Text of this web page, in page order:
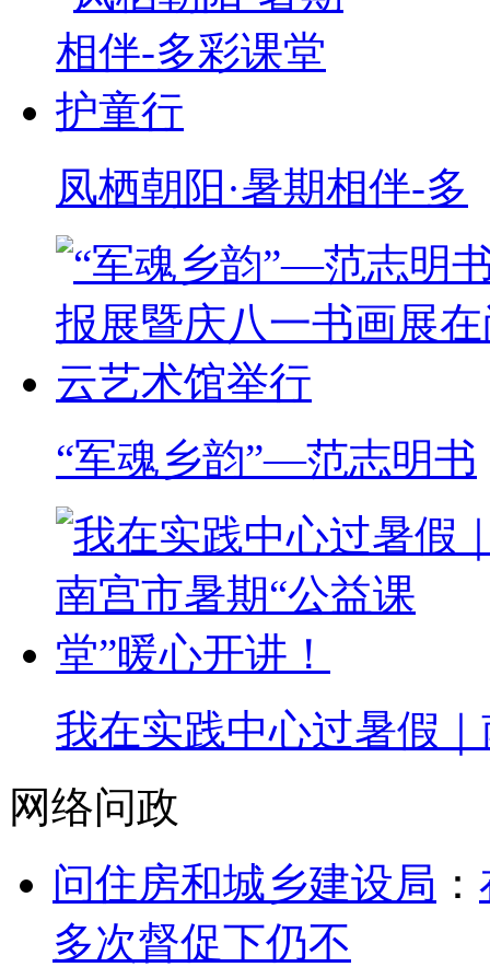
凤栖朝阳·暑期相伴-多
“军魂乡韵”—范志明书
我在实践中心过暑假
网络问政
问住房和城乡建设局 ：
多次督促下仍不